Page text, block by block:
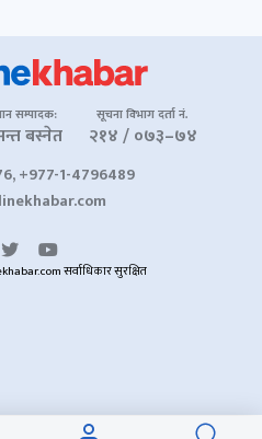
सम्पादक:
बस्नेत
सूचना विभाग दर्ता नं.
२१४ / ०७३–७४
+977-1-4796489
सर्वाधिकार सुरक्षित